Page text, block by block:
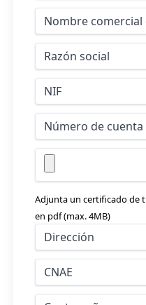
Adjunta un certificado de
en pdf (max. 4MB)